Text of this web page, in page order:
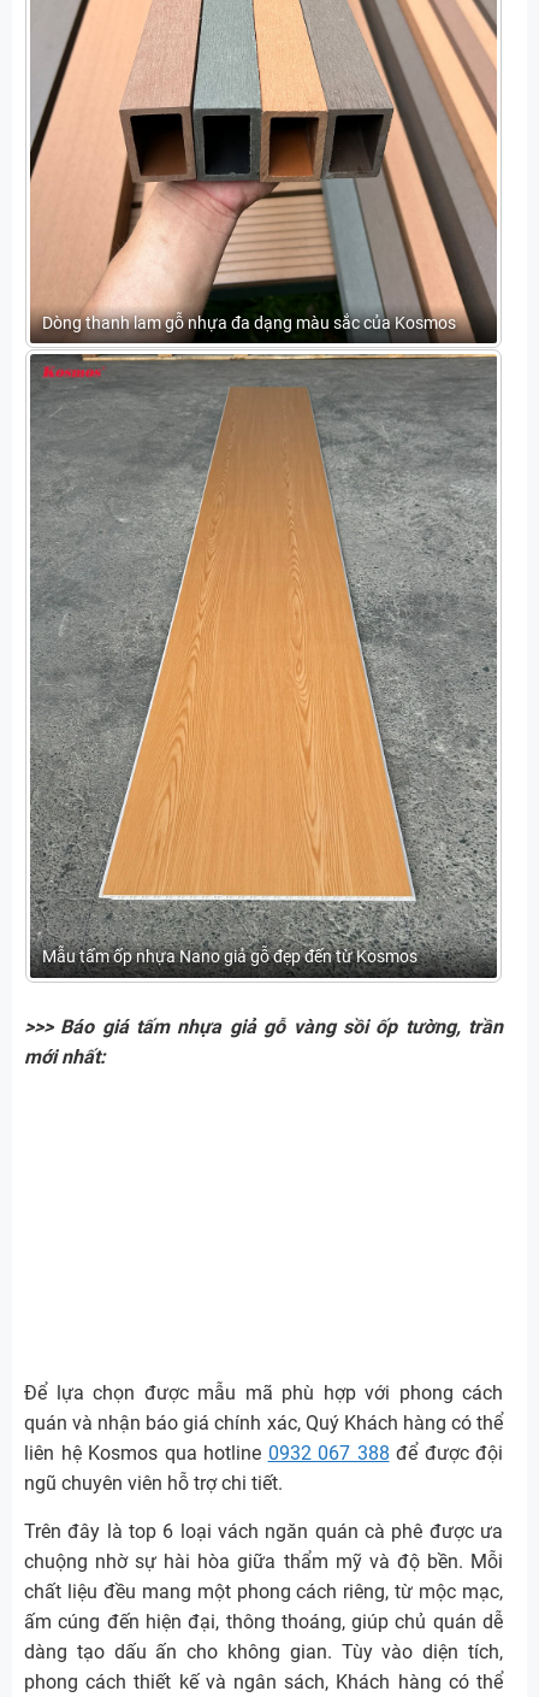
Dòng thanh lam gỗ nhựa đa dạng màu sắc của Kosmos
Mẫu tấm ốp nhựa Nano giả gỗ đẹp đến từ Kosmos
>>> Báo giá tấm nhựa giả gỗ vàng sồi ốp tường, trần
mới nhất:
Để lựa chọn được mẫu mã phù hợp với phong cách
quán và nhận báo giá chính xác, Quý Khách hàng có thể
liên hệ Kosmos qua hotline 0932 067 388 để được đội
ngũ chuyên viên hỗ trợ chi tiết.
Trên đây là top 6 loại vách ngăn quán cà phê được ưa
chuộng nhờ sự hài hòa giữa thẩm mỹ và độ bền. Mỗi
chất liệu đều mang một phong cách riêng, từ mộc mạc,
ấm cúng đến hiện đại, thông thoáng, giúp chủ quán dễ
dàng tạo dấu ấn cho không gian. Tùy vào diện tích,
phong cách thiết kế và ngân sách, Khách hàng có thể